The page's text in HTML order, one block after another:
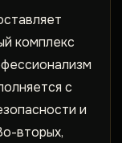
комплекс
с
и
вторых,